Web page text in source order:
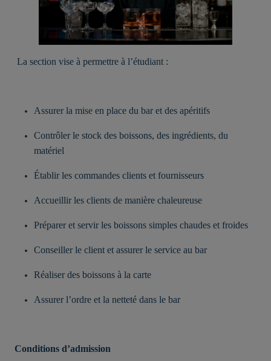
La section vise à permettre à l’étudiant :
Assurer la mise en place du bar et des apéritifs
Contrôler le stock des boissons, des ingrédients, du
matériel
Établir les commandes clients et fournisseurs
Accueillir les clients de manière chaleureuse
Préparer et servir les boissons simples chaudes et froides
Conseiller le client et assurer le service au bar
Réaliser des boissons à la carte
Assurer l’ordre et la netteté dans le bar
Conditions d’admission